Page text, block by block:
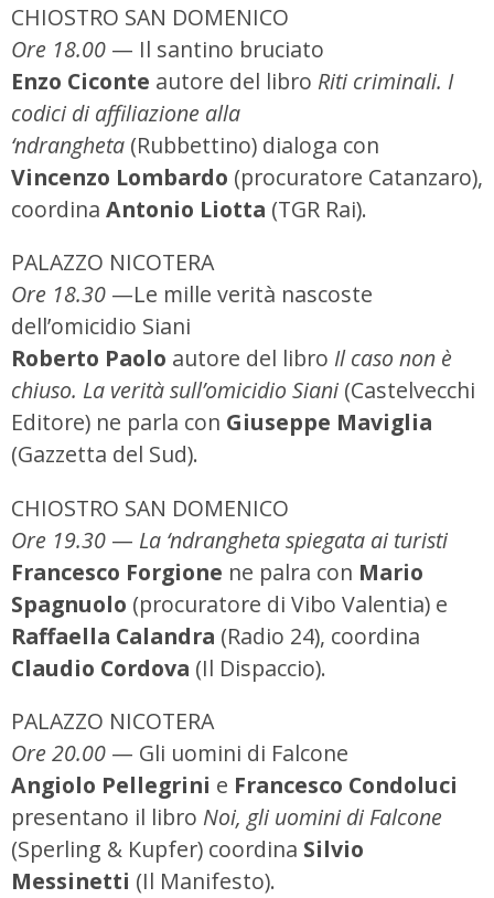
CHIOSTRO SAN DOMENICO
Ore 18.00 — Il santino bruciato
Enzo Ciconte autore del libro Riti criminali. I
codici di affiliazione alla
‘ndrangheta (Rubbettino) dialoga con
Vincenzo Lombardo (procuratore Catanzaro),
coordina Antonio Liotta (TGR Rai).
PALAZZO NICOTERA
Ore 18.30 —Le mille verità nascoste
dell’omicidio Siani
Roberto Paolo autore del libro Il caso non è
chiuso. La verità sull’omicidio Siani (Castelvecchi
Editore) ne parla con Giuseppe Maviglia
(Gazzetta del Sud).
CHIOSTRO SAN DOMENICO
Ore 19.30 — La ‘ndrangheta spiegata ai turisti
Francesco Forgione ne palra con Mario
Spagnuolo (procuratore di Vibo Valentia) e
Raffaella Calandra (Radio 24), coordina
Claudio Cordova (Il Dispaccio).
PALAZZO NICOTERA
Ore 20.00 — Gli uomini di Falcone
Angiolo Pellegrini e Francesco Condoluci
presentano il libro Noi, gli uomini di Falcone
(Sperling & Kupfer) coordina Silvio
Messinetti (Il Manifesto).